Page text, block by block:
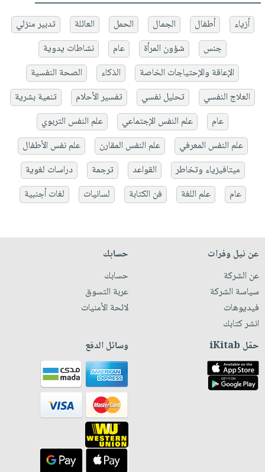
أزياء أطفال الجمال الحمل العائلة
تدبير منزلي
جنس
شؤون المرأة عام
نشاطات يدوية
الإعاقة والإحتياجات الخاصة
الذكاء
الصحة النفسية
العلاج النفسي
تحليل نفسي تفسير الأحلام
تنمية بشرية
عام
علم النفس الإجتماعي
علم النفس التربوي
علم النفس المعرفي
علم النفس المقارن
علم نفس الأطفال
ميتافيزياء وتخاطر
القواعد ترجمة
دراسات لغوية
عام
علم اللغة فن الكتابة لسانيات لغات أجنبية
عن نيل وفرات
عن الشركة
سياسة الشركة
فيديوهات
انشر كتابك
حسابك
حسابك
عربة التسوق
لائحة الأمنيات
حمّل iKitab وسائل الدفع